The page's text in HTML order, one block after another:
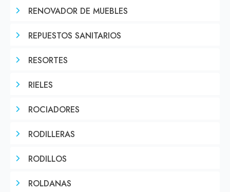
RENOVADOR DE MUEBLES
REPUESTOS SANITARIOS
RESORTES
RIELES
ROCIADORES
RODILLERAS
RODILLOS
ROLDANAS